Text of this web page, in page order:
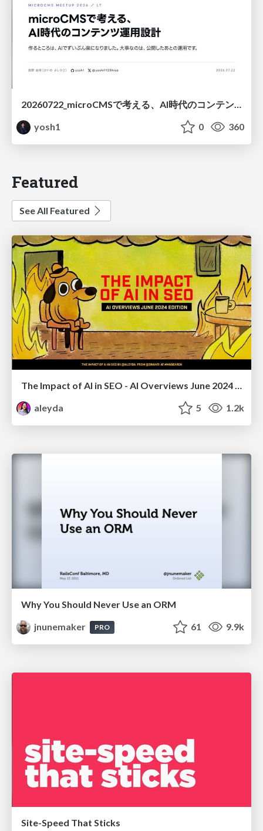
20260722_microCMSで考える、AI時代のコンテンツ運用設計
yosh1
0 360
Featured
See All Featured
The Impact of AI in SEO - AI Overviews June 2024 Edition
aleyda
5 1.2k
Why You Should Never Use an ORM
jnunemaker
PRO 61 9.9k
Site-Speed That Sticks